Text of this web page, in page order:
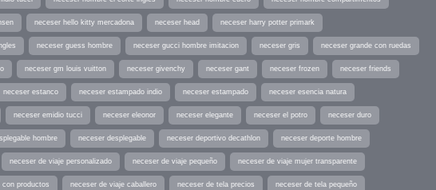
neceser hello kitty mercadona neceser head neceser harry potter primark
neceser guess hombre neceser gucci hombre imitacion neceser gris neceser grande con ruedas
neceser gm louis vuitton neceser givenchy neceser gant neceser frozen neceser friends
neceser estanco neceser estampado indio neceser estampado neceser esencia natura
neceser emidio tucci neceser eleonor neceser elegante neceser el potro neceser duro
hombre neceser desplegable neceser deportivo decathlon neceser deporte hombre
neceser de viaje personalizado neceser de viaje pequeño neceser de viaje mujer transparente
productos neceser de viaje caballero neceser de tela precios neceser de tela pequeño